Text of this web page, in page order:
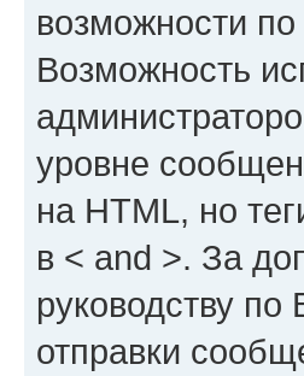
возможности
Возможность
уровне
на HTML, но
в < and >. За
руководству
отправки